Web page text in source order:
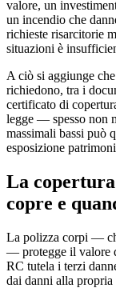
valore, un
un incendio che
richieste risarcitorie
situazioni è
A ciò si aggiunge
richiedono, tra i
certificato di
legge — spesso non
massimali bassi può
esposizione
La
copre e
La polizza corpi —
— protegge il valore
RC tutela i terzi
dai danni alla propria